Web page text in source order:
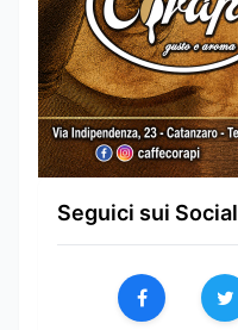
Seguici sui Social